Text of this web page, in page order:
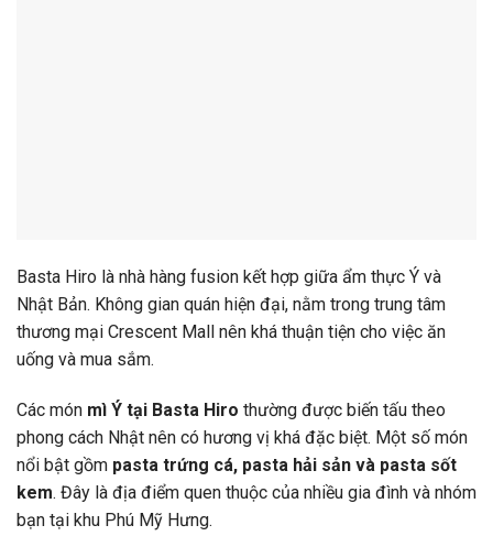
Basta Hiro là nhà hàng fusion kết hợp giữa ẩm thực Ý và
Nhật Bản. Không gian quán hiện đại, nằm trong trung tâm
thương mại Crescent Mall nên khá thuận tiện cho việc ăn
uống và mua sắm.
Các món mì Ý tại Basta Hiro thường được biến tấu theo
phong cách Nhật nên có hương vị khá đặc biệt. Một số món
nổi bật gồm pasta trứng cá, pasta hải sản và pasta sốt
kem. Đây là địa điểm quen thuộc của nhiều gia đình và nhóm
bạn tại khu Phú Mỹ Hưng.